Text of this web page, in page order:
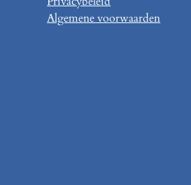
Algemene voorwaarden